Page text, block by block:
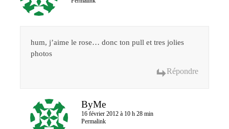
hum, j’aime le rose… donc ton pull et tres jolies
photos
Répondre
ByMe
16 février 2012 à 10 h 28 min
Permalink